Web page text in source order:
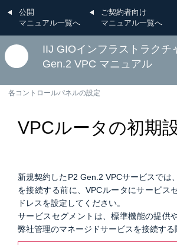
公開
マニュアル一覧へ
ご契約者向け
マニュアル一覧へ
IIJ GIOインフラストラクチ
Gen.2 VPC マニュアル
各コントロールパネルの設定
VPCルータの初期
新規契約したP2 Gen.2 VPCサービスでは
を接続する前に、VPCルータにサービス
ドレスを設定してください。
サービスセグメントは、標準機能の提供
弊社管理のマネージドサービスを接続する